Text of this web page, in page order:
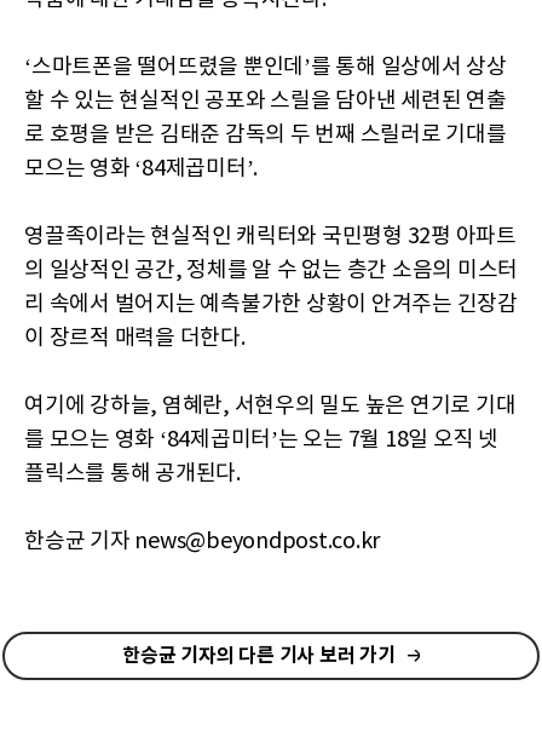
‘스마트폰을 떨어뜨렸을 뿐인데​’를 통해 일상에서 상상
할 수 있는 현실적인 공포와 스릴을 담아낸 세련된 연출
로 호평을 받은 김태준 감독의 두 번째 스릴러로 기대를
모으는 영화 ​‘​84제곱미터​’.
영끌족이라는 현실적인 캐릭터와 국민평형 32평 아파트
의 일상적인 공간, 정체를 알 수 없는 층간 소음의 미스터
리 속에서 벌어지는 예측불가한 상황이 안겨주는 긴장감
이 장르적 매력을 더한다.
여기에 강하늘, 염혜란, 서현우의 밀도 높은 연기로 기대
를 모으는 영화 ​‘84제곱미터​’는 오는 7월 18일 오직 넷
플릭스를 통해 공개된다.
한승균 기자 news@beyondpost.co.kr
한승균 기자의 다른 기사 보러 가기